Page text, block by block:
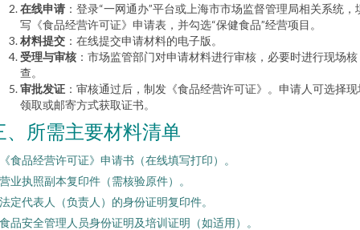
在线申请 ：登录“一网通办”平台或上海市市场监督管理局相关系统，
写《食品经营许可证》申请表，并勾选“保健食品”经营项目。
材料提交 ：在线提交申请材料的电子版。
受理与审核 ：市场监管部门对申请材料进行审核，必要时进行现场核
查。
审批发证 ：审核通过后，制发《食品经营许可证》。申请人可选择现
领取或邮寄方式获取证书。
、所需主要材料清单
食品经营许可证》申请书（在线填写打印）。
业执照副本复印件（需核验原件）。
定代表人（负责人）的身份证明复印件。
品安全管理人员身份证明及培训证明（如适用）。